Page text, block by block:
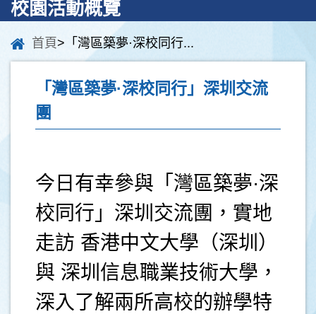
校園活動概覽
首頁>「灣區築夢·深校同行...
「灣區築夢·深校同行」深圳交流
團
今日有幸參與「灣區築夢·深
校同行」深圳交流團，實地
走訪 香港中文大學（深圳）
與 深圳信息職業技術大學，
深入了解兩所高校的辦學特